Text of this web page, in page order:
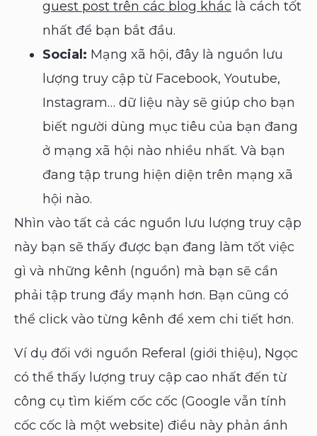
guest post trên các blog khác là cách tốt
nhất để bạn bắt đầu.
Social: Mạng xã hội, đây là nguồn lưu
lượng truy cập từ Facebook, Youtube,
Instagram… dữ liệu này sẽ giúp cho bạn
biết người dùng mục tiêu của bạn đang
ở mạng xã hội nào nhiều nhất. Và bạn
đang tập trung hiện diện trên mạng xã
hội nào.
Nhìn vào tất cả các nguồn lưu lượng truy cập
này bạn sẽ thấy được bạn đang làm tốt việc
gì và những kênh (nguồn) mà bạn sẽ cần
phải tập trung đẩy mạnh hơn. Bạn cũng có
thể click vào từng kênh để xem chi tiết hơn.
Ví dụ đối với nguồn Referal (giới thiệu), Ngọc
có thể thấy lượng truy cập cao nhất đến từ
công cụ tìm kiếm cốc cốc (Google vẫn tính
cốc cốc là một website) điều này phản ánh